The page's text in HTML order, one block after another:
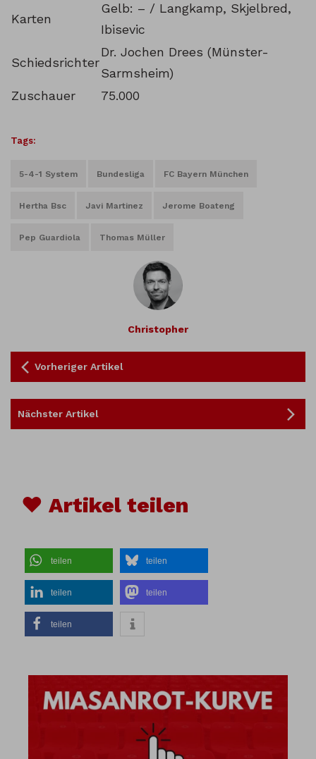
Karten
Gelb: – / Langkamp, Skjelbred,
Ibisevic
Schiedsrichter
Dr. Jochen Drees (Münster-
Sarmsheim)
Zuschauer
75.000
Tags:
5-4-1 System Bundesliga FC Bayern München
Hertha Bsc Javi Martinez Jerome Boateng
Pep Guardiola Thomas Müller
Christopher
Vorheriger Artikel
Nächster Artikel
♥ Artikel teilen
teilen teilen
teilen teilen
teilen